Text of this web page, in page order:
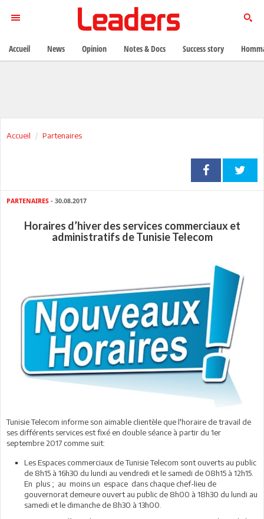
Accueil Partenaires
PARTENAIRES - 30.08.2017
Horaires d’hiver des services commerciaux et
administratifs de Tunisie Telecom
Tunisie Telecom informe son aimable clientèle que l'horaire de travail de
ses différents services est fixé en double séance à partir du 1er
septembre 2017 comme suit:
Les Espaces commerciaux de Tunisie Telecom sont ouverts au public
de 8h15 à 16h30 du lundi au vendredi et le samedi de 08h15 à 12h15.
En plus ; au moins un espace dans chaque chef-lieu de
gouvernorat demeure ouvert au public de 8h00 à 18h30 du lundi au
samedi et le dimanche de 8h30 à 13h00.
Accueil News Opinion Notes & Docs Success story